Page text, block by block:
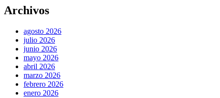
Archivos
agosto 2026
julio 2026
junio 2026
mayo 2026
abril 2026
marzo 2026
febrero 2026
enero 2026